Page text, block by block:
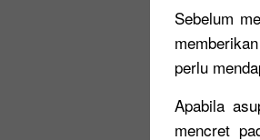
Sebelum
perlu
Apabila
mencret